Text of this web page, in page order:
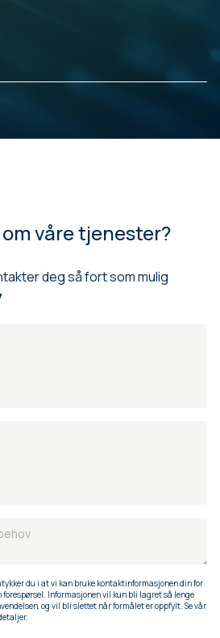
våre tjenester?
deg så fort som mulig
du i at vi kan bruke kontaktinformasjonen din for
Informasjonen vil kun bli lagret så lenge
og vil bli slettet når formålet er oppfylt. Se vår